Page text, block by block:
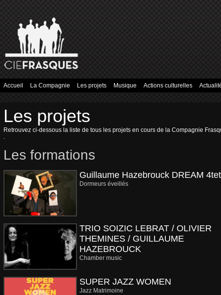
Accueil La Compagnie Les projets Musique Actions culturelles
Les projets
Retrouvez ci-dessous la liste de tous les projets en cours de la Compagnie
.
Les formations
Guillaume Hazebrouck DREAM 4tet
Dormeurs éveillés
TRIO SOIZIC LEBRAT / OLIVIER
THEMINES / GUILLAUME
HAZEBROUCK
Chamber music
SUPER JAZZ WOMEN
Jazz Matrimoine